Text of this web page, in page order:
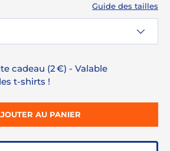
Guide des tailles
cadeau (2 €) - Valable
t-shirts !
AU PANIER